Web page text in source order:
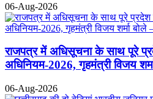
06-Aug-2026
राजपत्र में अधिसूचना के साथ पूरे
अधिनियम-2026, गृहमंत्री विजय
06-Aug-2026